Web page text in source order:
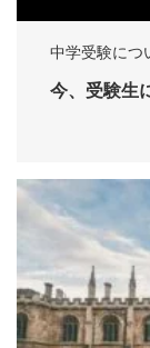
中学受験につ
今、受験生